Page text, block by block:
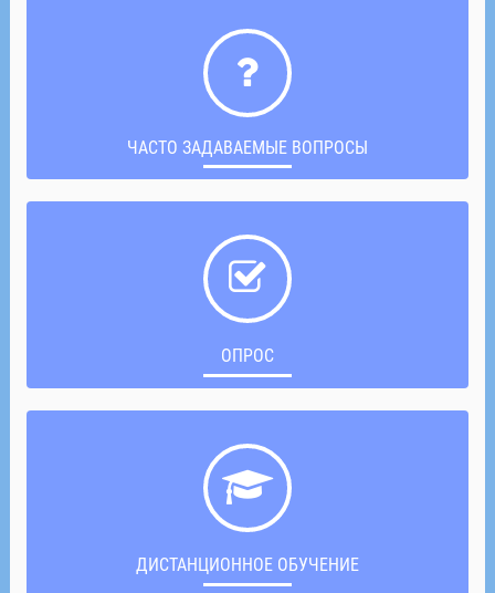
ЧАСТО ЗАДАВАЕМЫЕ ВОПРОСЫ
ОПРОС
ДИСТАНЦИОННОЕ ОБУЧЕНИЕ